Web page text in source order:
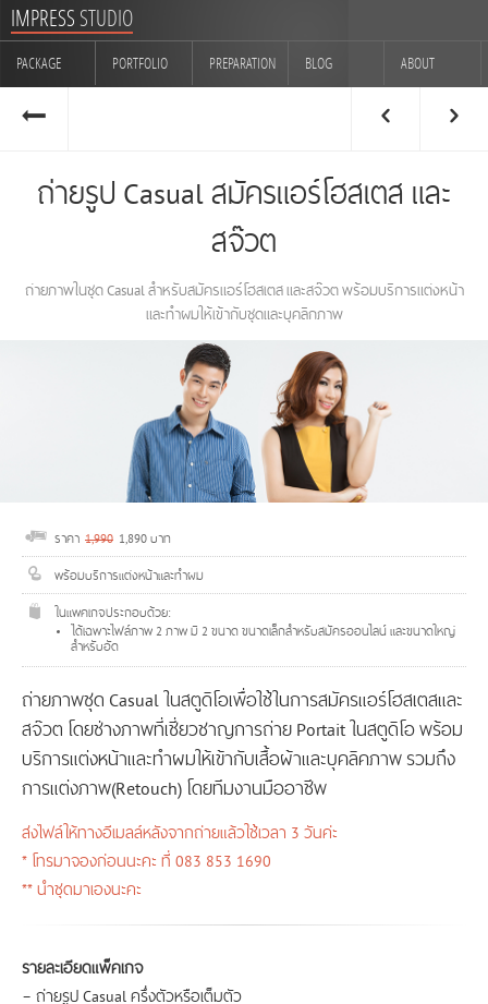
IMPRESS STUDIO
PACKAGE PORTFOLIO PREPARATION BLOG ABOUT
CONTACT
ถ่ายรูป Casual สมัครแอร์โฮสเตส และ
สจ๊วต
ถ่ายภาพในชุด Casual สำหรับสมัครแอร์โฮสเตส และสจ๊วตพร้อมบริการแต่งหน้า
และทำผมให้เข้ากับชุดและบุคลิกภาพ
ราคา 1,990 1,890 บาท
พร้อมบริการแต่งหน้าและทำผม
ในแพคเกจประกอบด้วย:
ได้เฉพาะไฟล์ภาพ 2 ภาพ มี 2 ขนาด ขนาดเล็กสำหรับสมัครออนไลน์ และขนาดใหญ่
สำหรับอัด
ถ่ายภาพชุด Casual ในสตูดิโอเพื่อใช้ในการสมัครแอร์โฮสเตสและ
สจ๊วต โดยช่างภาพที่เชี่ยวชาญการถ่าย Portait ในสตูดิโอ พร้อม
บริการแต่งหน้าและทำผมให้เข้ากับเสื้อผ้าและบุคลิคภาพ รวมถึง
การแต่งภาพ(Retouch) โดยทีมงานมืออาชีพ
ส่งไฟล์ให้ทางอีเมลล์หลังจากถ่ายแล้วใช้เวลา 3 วันค่ะ
* โทรมาจองก่อนนะคะ ที่ 083 853 1690
** นำชุดมาเองนะคะ
รายละเอียดแพ็คเกจ
– ถ่ายรูป Casual ครึ่งตัวหรือเต็มตัว